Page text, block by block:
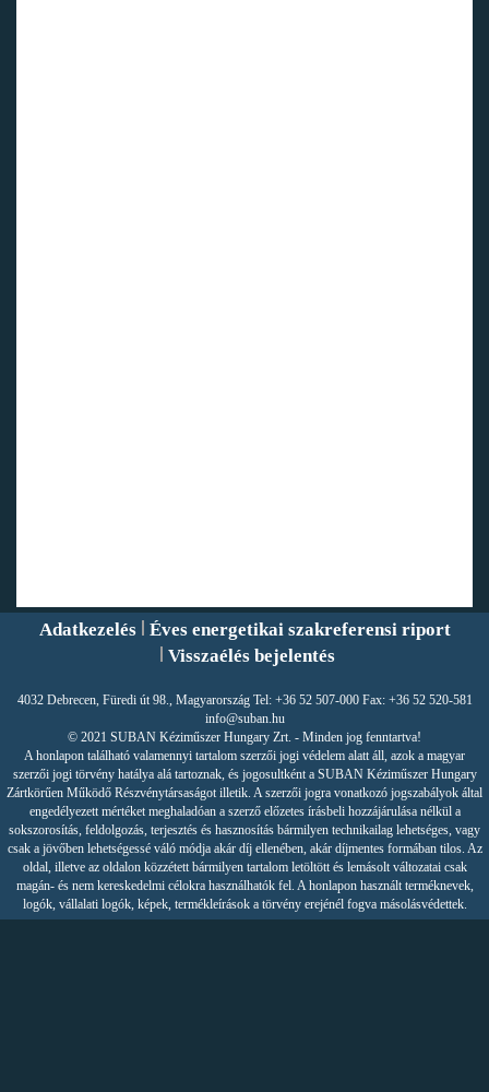
Adatkezelés
Éves energetikai szakreferensi riport
Visszaélés bejelentés
4032 Debrecen, Füredi út 98., Magyarország Tel: +36 52 507-000 Fax: +36 52 520-581
info@suban.hu
© 2021 SUBAN Kéziműszer Hungary Zrt. - Minden jog fenntartva!
A honlapon található valamennyi tartalom szerzői jogi védelem alatt áll, azok a magyar
szerzői jogi törvény hatálya alá tartoznak, és jogosultként a SUBAN Kéziműszer Hungary
Zártkörűen Működő Részvénytársaságot illetik. A szerzői jogra vonatkozó jogszabályok által
engedélyezett mértéket meghaladóan a szerző előzetes írásbeli hozzájárulása nélkül a
sokszorosítás, feldolgozás, terjesztés és hasznosítás bármilyen technikailag lehetséges, vagy
csak a jövőben lehetségessé váló módja akár díj ellenében, akár díjmentes formában tilos. Az
oldal, illetve az oldalon közzétett bármilyen tartalom letöltött és lemásolt változatai csak
magán- és nem kereskedelmi célokra használhatók fel. A honlapon használt terméknevek,
logók, vállalati logók, képek, termékleírások a törvény erejénél fogva másolásvédettek.